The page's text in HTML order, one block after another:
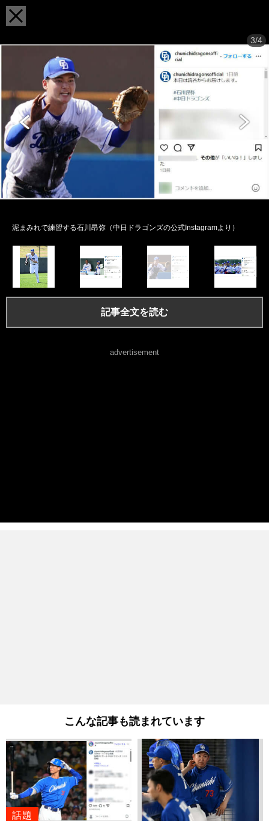
3/4
泥まみれで練習する石川昂弥（中日ドラゴンズの公式Instagramより）
記事全文を読む
advertisement
こんな記事も読まれています
話題